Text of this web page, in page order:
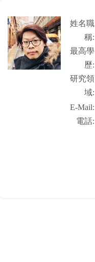
姓名職
稱:
最高學
歷:
研究領
域:
E-Mail:
電話: